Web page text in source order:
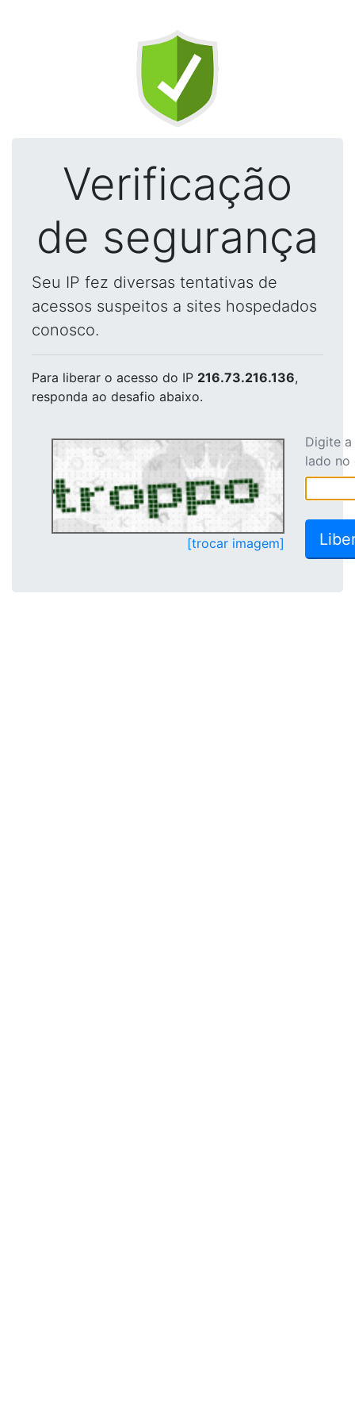
Verificação
de segurança
Seu IP fez diversas tentativas de
acessos suspeitos a sites hospedados
conosco.
Para liberar o acesso do IP 216.73.216.136,
responda ao desafio abaixo.
[trocar imagem]
Digite
lado no